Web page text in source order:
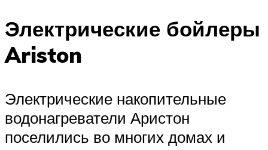
Электрические бойлеры
Ariston
Электрические накопительные
водонагреватели Аристон
поселились во многих домах и